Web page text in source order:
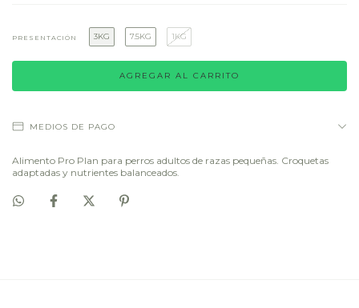
PRESENTACIÓN 3KG 7.5KG 1KG
MEDIOS DE PAGO
Alimento Pro Plan para perros adultos de razas pequeñas. Croquetas
adaptadas y nutrientes balanceados.